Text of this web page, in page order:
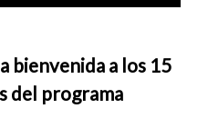
bienvenida a los 15
del programa